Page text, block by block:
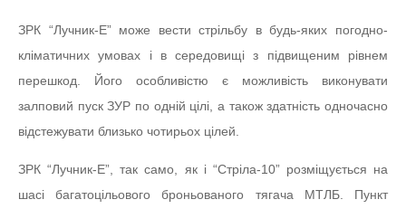
ЗРК “Лучник-Е” може вести стрільбу в будь-яких погодно-
кліматичних умовах і в середовищі з підвищеним рівнем
перешкод. Його особливістю є можливість виконувати
залповий пуск ЗУР по одній цілі, а також здатність одночасно
відстежувати близько чотирьох цілей.
ЗРК “Лучник-Е”, так само, як і “Стріла-10” розміщується на
шасі багатоцільового броньованого тягача МТЛБ. Пункт